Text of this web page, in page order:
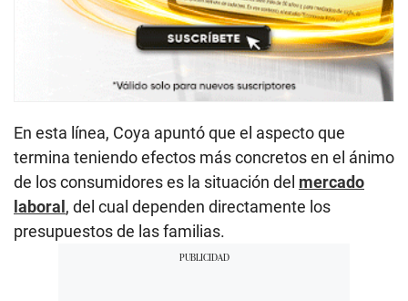
En esta línea, Coya apuntó que el aspecto que
termina teniendo efectos más concretos en el ánimo
de los consumidores es la situación del mercado
laboral , del cual dependen directamente los
presupuestos de las familias.